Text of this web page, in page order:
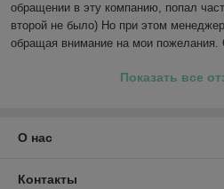
обращении в эту компанию, попал
второй не было) Но при этом
обращая внимание на мои пожелания.
Показать все
О нас
Контакты